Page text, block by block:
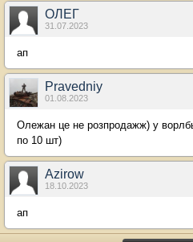
ОЛЕГ
31.07.2023
ап
Pravedniy
01.08.2023
Олежан це не розпродажж) у
по 10 шт)
Azirow
18.10.2023
ап